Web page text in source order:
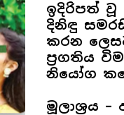
ඉදිරිපත් වූ
දිනිඳු
කරන
ප්‍රගතිය
නියෝග
මූලාශ්‍රය –